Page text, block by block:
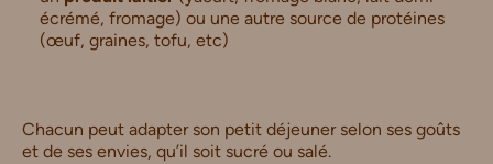
écrémé, fromage) ou une autre source de protéines
(œuf, graines, tofu, etc)
Chacun peut adapter son petit déjeuner selon ses goûts
et de ses envies, qu’il soit sucré ou salé.